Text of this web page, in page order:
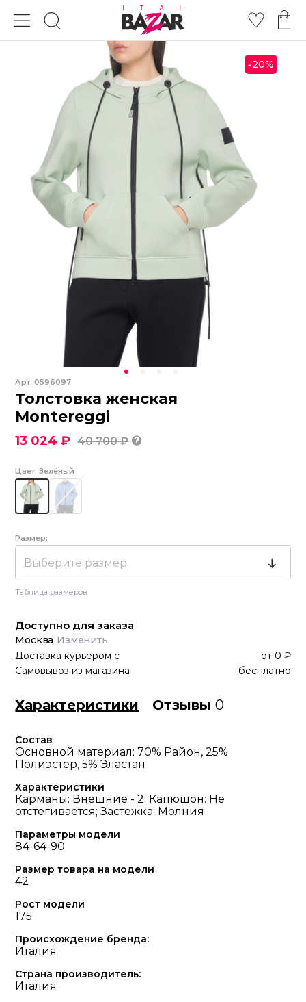
-20%
Арт.0596097
Толстовка женская
Montereggi
13 024 ₽ 40 700 ₽
Цвет: Зелёный
Размер:
Выберите размер
Таблица размеров
Доступно для заказа
Москва Изменить
Доставка курьером с от 0 ₽
Самовывоз из магазина
бесплатно
Характеристики Отзывы0
Состав
Основной материал: 70% Район, 25%
Полиэстер, 5% Эластан
Характеристики
Карманы: Внешние - 2; Капюшон: Не
отстегивается; Застежка: Молния
Параметры модели
84-64-90
Размер товара на модели
42
Рост модели
175
Происхождение бренда:
Италия
Страна производитель:
Италия